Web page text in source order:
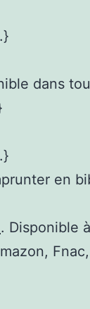
.}
dans
.}
en
. Disponible